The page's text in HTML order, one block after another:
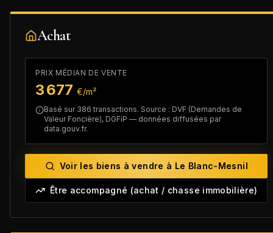
Achat
PRIX MÉDIAN DE VENTE
3 677 €/m²
Basé sur 386 transactions. Source : DVF (Demandes de
Valeur Foncière), DGFiP — données diffusées par
data.gouv.fr.
Voir les biens à vendre à Le Blanc-Mesnil
Être accompagné (achat / chasse immobilière)